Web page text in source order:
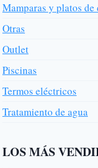
Mamparas y platos de
Otras
Outlet
Piscinas
Termos eléctricos
Tratamiento de agua
LOS MÁS